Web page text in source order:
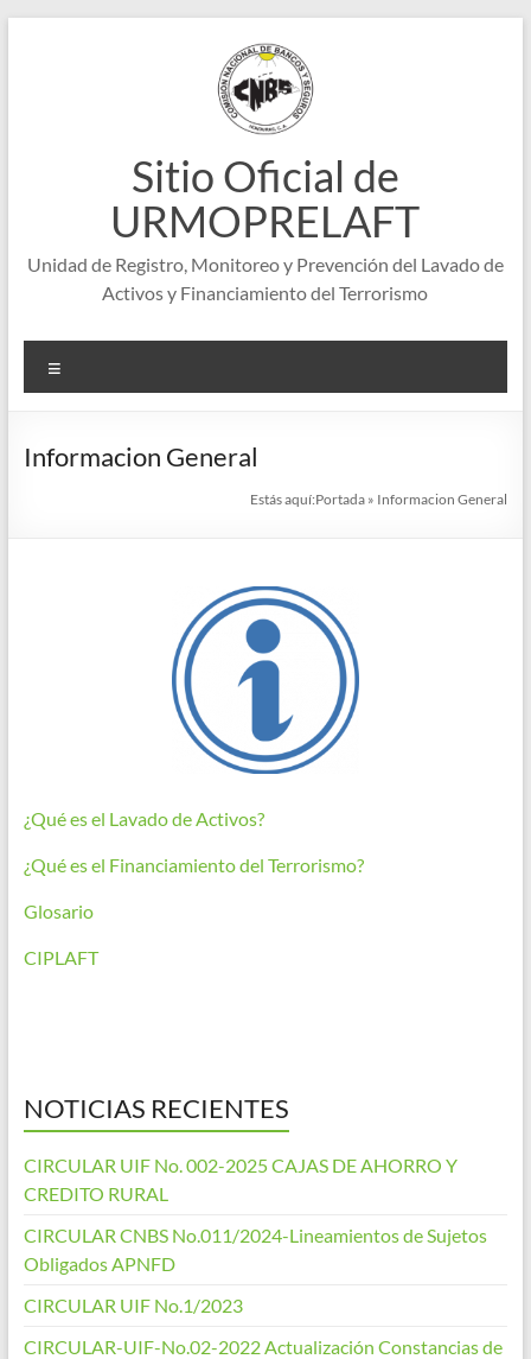
Sitio Oficial de
URMOPRELAFT
Unidad de Registro, Monitoreo y Prevención del Lavado de
Activos y Financiamiento del Terrorismo
Informacion General
Estás aquí:Portada » Informacion General
¿Qué es el Lavado de Activos?
¿Qué es el Financiamiento del Terrorismo?
Glosario
CIPLAFT
NOTICIAS RECIENTES
CIRCULAR UIF No. 002-2025 CAJAS DE AHORRO Y
CREDITO RURAL
CIRCULAR CNBS No.011/2024-Lineamientos de Sujetos
Obligados APNFD
CIRCULAR UIF No.1/2023
CIRCULAR-UIF-No.02-2022 Actualización Constancias de